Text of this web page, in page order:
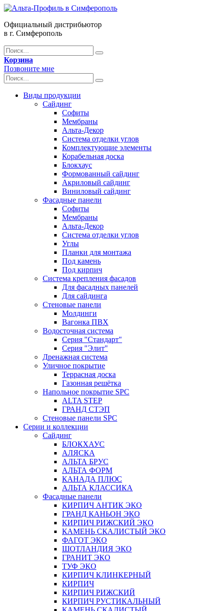
Официальный дистрибьютор
в г. Симферополь
Корзина
Позвоните мне
Виды продукции
Сайдинг
Софиты
Мембраны
Альта-Декор
Система отделки углов
Комплектующие элементы
Корабельная доска
Блокхаус
Формованный сайдинг
Акриловый сайдинг
Виниловый сайдинг
Фасадные панели
Софиты
Мембраны
Альта-Декор
Система отделки углов
Углы
Планки для монтажа
Под камень
Под кирпич
Система крепления фасадов
Для фасадных панелей
Для сайдинга
Стеновые панели
Молдинги
Вагонка ПВХ
Водосточная система
Серия "Стандарт"
Серия "Элит"
Дренажная система
Уличное покрытие
Террасная доска
Газонная решётка
Напольное покрытие SPC
ALTA STEP
ГРАНД СТЭП
Стеновые панели SPC
Серии и коллекции
Сайдинг
БЛОКХАУС
АЛЯСКА
АЛЬТА БРУС
АЛЬТА ФОРМ
КАНАДА ПЛЮС
АЛЬТА КЛАССИКА
Фасадные панели
КИРПИЧ АНТИК ЭКО
ГРАНД КАНЬОН ЭКО
КИРПИЧ РИЖСКИЙ ЭКО
КАМЕНЬ СКАЛИСТЫЙ ЭКО
ФАГОТ ЭКО
ШОТЛАНДИЯ ЭКО
ГРАНИТ ЭКО
ТУФ ЭКО
КИРПИЧ КЛИНКЕРНЫЙ
КИРПИЧ
КИРПИЧ РИЖСКИЙ
КИРПИЧ РУСТИКАЛЬНЫЙ